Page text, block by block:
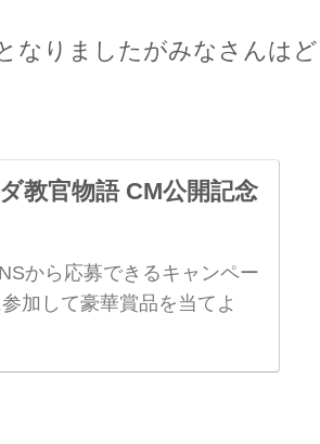
なりましたがみなさんはど
教官物語 CM公開記念
から応募できるキャンペー
加して豪華賞品を当てよ